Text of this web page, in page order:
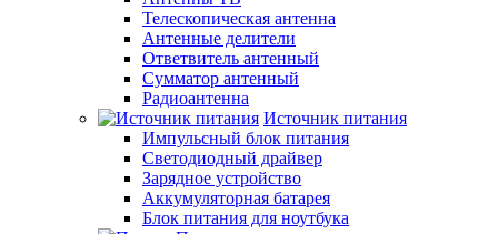
Телескопическая антенна
Антенные делители
Ответвитель антенный
Сумматор антенный
Радиоантенна
Источник питания
Импульсный блок питания
Светодиодный драйвер
Зарядное устройство
Аккумуляторная батарея
Блок питания для ноутбука